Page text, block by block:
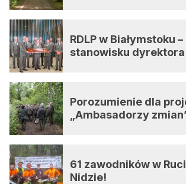
RDLP w Białymstoku
stanowisku dyrektora
Porozumienie dla
„Ambasadorzy
61 zawodników w
Nidzie!